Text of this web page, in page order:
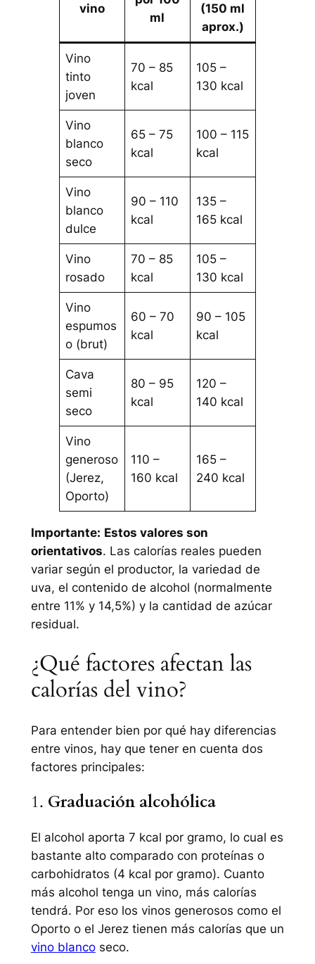
vino
ml
(150 ml
aprox.)
Vino
tinto
joven
70 – 85
kcal
105 –
130 kcal
Vino
blanco
seco
65 – 75
kcal
100 – 115
kcal
Vino
blanco
dulce
90 – 110
kcal
135 –
165 kcal
Vino
rosado
70 – 85
kcal
105 –
130 kcal
Vino
espumos
o (brut)
60 – 70
kcal
90 – 105
kcal
Cava
semi
seco
80 – 95
kcal
120 –
140 kcal
Vino
generoso
(Jerez,
Oporto)
110 –
160 kcal
165 –
240 kcal
Importante: Estos valores son
orientativos. Las calorías reales pueden
variar según el productor, la variedad de
uva, el contenido de alcohol (normalmente
entre 11% y 14,5%) y la cantidad de azúcar
residual.
¿Qué factores afectan las
calorías del vino?
Para entender bien por qué hay diferencias
entre vinos, hay que tener en cuenta dos
factores principales:
1. Graduación alcohólica
El alcohol aporta 7 kcal por gramo, lo cual es
bastante alto comparado con proteínas o
carbohidratos (4 kcal por gramo). Cuanto
más alcohol tenga un vino, más calorías
tendrá. Por eso los vinos generosos como el
Oporto o el Jerez tienen más calorías que un
vino blancoseco.